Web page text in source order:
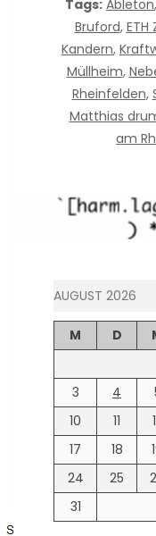
Tags: Ableton,
Bruford, ETH
Kandern,
Müllheim,
Rheinfelden,
Matthias
am
AUGUST 2026
M D
3
4
10
11
17
18
24
25
31